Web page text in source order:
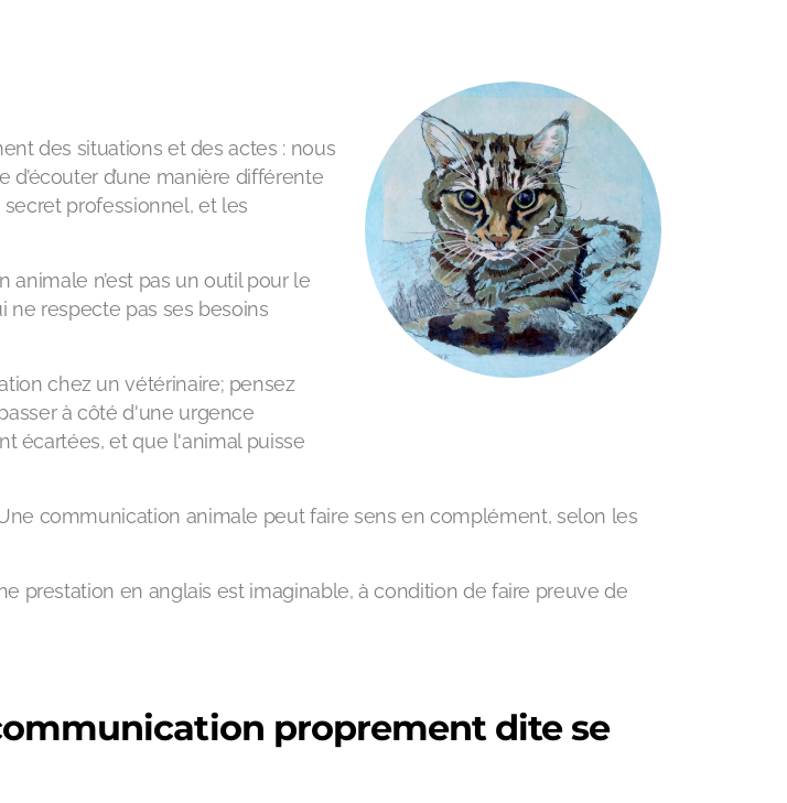
des situations et des actes : nous
d’une manière différente
professionnel, et les
animale n’est pas un outil pour le
ne respecte pas ses besoins
chez un vétérinaire; pensez
à côté d'une urgence
écartées, et que l'animal puisse
communication animale peut faire sens en complément, selon les
prestation en anglais est imaginable, à condition de faire preuve de
proprement dite se